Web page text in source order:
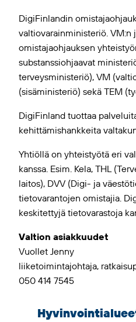
DigiFinlandin
valtiovarainministeriö. VM:n
omistajaohjauksen
substanssiohjaavat
terveysministeriö), VM
(sisäministeriö) sekä TEM
DigiFinland tuottaa
kehittämishankkeita
Yhtiöllä on yhteistyötä eri
kanssa. Esim. Kela, THL
laitos), DVV (Digi- ja
tietovarantojen omistajia.
keskitettyjä tietovarastoja
Valtion asiakkuudet
Vuollet Jenny
liiketoimintajohtaja,
050 414 7545